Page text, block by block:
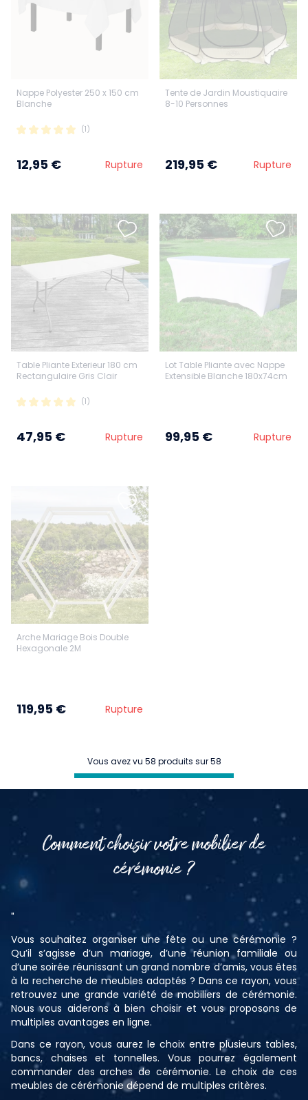
Nappe Polyester 250 x 150 cm
Blanche
(1)
12,95 € Rupture
Tente de Jardin Moustiquaire
8-10 Personnes
219,95 € Rupture
Table Pliante Exterieur 180 cm
Rectangulaire Gris Clair
(1)
47,95 € Rupture
Lot Table Pliante avec Nappe
Extensible Blanche 180x74cm
99,95 € Rupture
Arche Mariage Bois Double
Hexagonale 2M
119,95 € Rupture
Vous avez vu 58 produits sur 58
Comment choisir votre mobilier de
cérémonie ?
"
Vous souhaitez organiser une fête ou une cérémonie ?
Qu’il s’agisse d’un mariage, d’une réunion familiale ou
d’une soirée réunissant un grand nombre d’amis, vous êtes
à la recherche de meubles adaptés ? Dans ce rayon, vous
retrouvez une grande variété de mobiliers de cérémonie.
Nous vous aiderons à bien choisir et vous proposons de
multiples avantages en ligne.
Dans ce rayon, vous aurez le choix entre plusieurs tables,
bancs, chaises et tonnelles. Vous pourrez également
commander des arches de cérémonie. Le choix de ces
meubles de cérémonie dépend de multiples critères.